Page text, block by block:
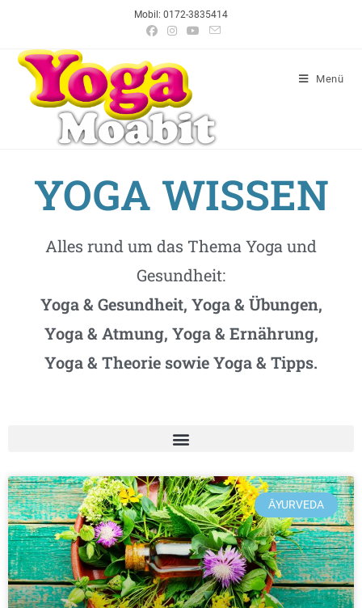
Mobil: 0172-3835414
Menü
YOGA WISSEN
Alles rund um das Thema Yoga und
Gesundheit:
Yoga & Gesundheit, Yoga & Übungen,
Yoga & Atmung, Yoga & Ernährung,
Yoga & Theorie sowie Yoga & Tipps.
ĀYURVEDA